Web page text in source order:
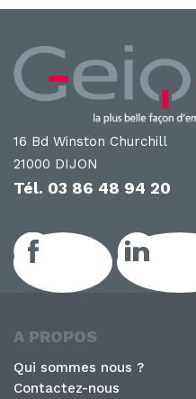
16 Bd Winston Churchill
21000 DIJON
Tél. 03 86 48 94 20
Facebook
A PROPOS
Qui sommes nous ?
Contactez-nous